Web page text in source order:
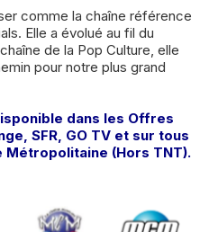
comme la chaîne référence
Elle a évolué au fil du
de la Pop Culture, elle
pour notre plus grand
dans les Offres
SFR, GO TV et sur tous
Métropolitaine (Hors TNT).